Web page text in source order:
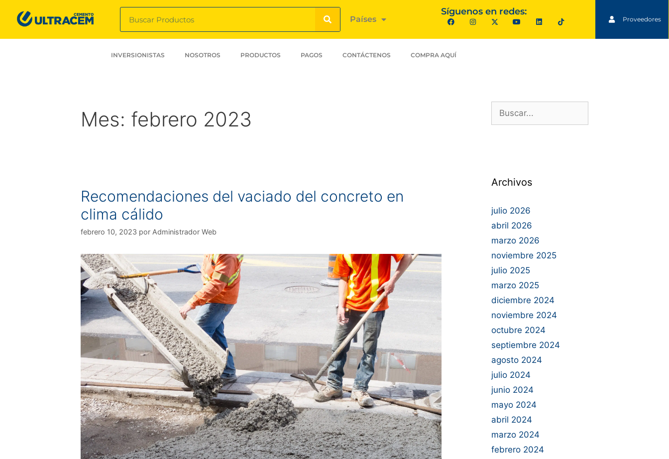
Países
Síguenos en redes:
Proveedores
INVERSIONISTAS NOSOTROS PRODUCTOS PAGOS CONTÁCTENOS COMPRA AQUÍ
Mes: febrero 2023
Recomendaciones del vaciado del concreto en
clima cálido
febrero 10, 2023 por Administrador Web
Archivos
julio 2026
abril 2026
marzo 2026
noviembre 2025
julio 2025
marzo 2025
diciembre 2024
noviembre 2024
octubre 2024
septiembre 2024
agosto 2024
julio 2024
junio 2024
mayo 2024
abril 2024
marzo 2024
febrero 2024